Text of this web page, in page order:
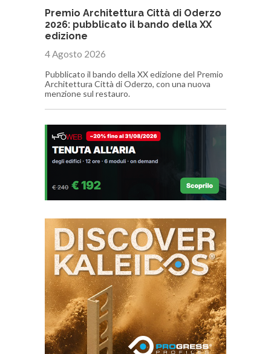
Premio Architettura Città di Oderzo
2026: pubblicato il bando della XX
edizione
4 Agosto 2026
Pubblicato il bando della XX edizione del Premio
Architettura Città di Oderzo, con una nuova
menzione sul restauro.